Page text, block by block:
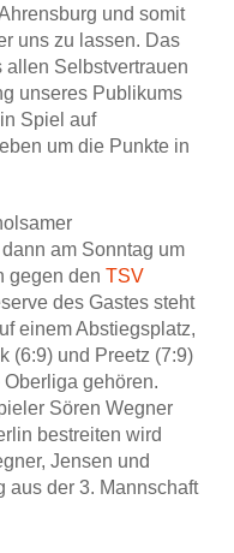
und somit
uns zu lassen. Das
Selbstvertrauen
unseres Publikums
Spiel auf
um die Punkte in
am Sonntag um
gegen den TSV
des Gastes steht
einem Abstiegsplatz,
(6:9) und Preetz (7:9)
gehören.
Sören Wegner
bestreiten wird
Jensen und
aus der 3. Mannschaft